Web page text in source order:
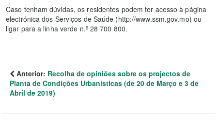
Caso tenham dúvidas, os residentes podem ter acesso à página
electrónica dos Serviços de Saúde (http://www.ssm.gov.mo) ou
ligar para a linha verde n.º 28 700 800.
Anterior: Recolha de opiniões sobre os projectos de
Planta de Condições Urbanísticas (de 20 de Março e 3 de
Abril de 2019)